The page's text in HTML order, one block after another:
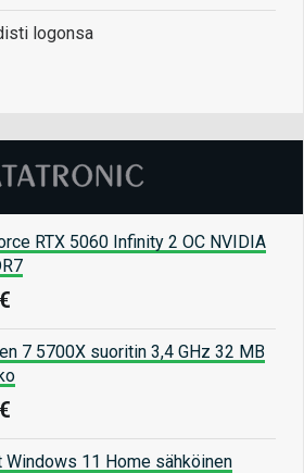
logonsa
RTX 5060 Infinity 2 OC NVIDIA
7 5700X suoritin 3,4 GHz 32 MB
11 Home sähköinen